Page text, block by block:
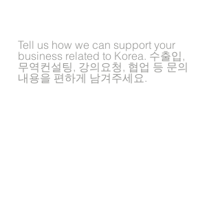
Tell us how we can support your
business related to Korea. 수출입,
무역컨설팅, 강의요청, 협업 등 문의
내용을 편하게 남겨주세요.